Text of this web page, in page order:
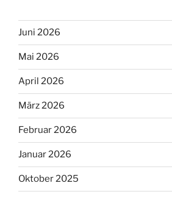
Juni 2026
Mai 2026
April 2026
März 2026
Februar 2026
Januar 2026
Oktober 2025